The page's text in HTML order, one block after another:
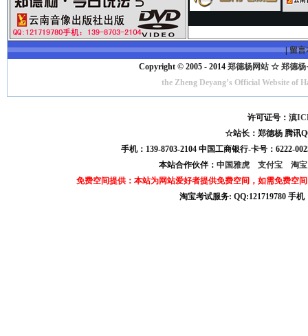
|留言
Copyright © 2005 - 2014 郑德杨网站 ☆ 郑德杨
the Zheng Deyang’s Official Website
许可证号：滇
☆站长：郑德杨 腾讯
手机：139-8703-2104 中国工商银行-卡号：6222-
本站合作伙伴： 中国雅虎 支付宝
淘
免费空间提供：本站为网站爱好者提供免费空间，如需免费空
淘宝考试服务: QQ:121719780 手